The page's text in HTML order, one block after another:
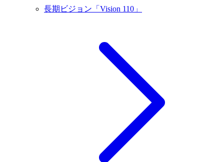
長期ビジョン「Vision 110」